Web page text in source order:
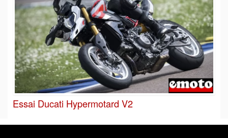
Essai Ducati Hypermotard V2